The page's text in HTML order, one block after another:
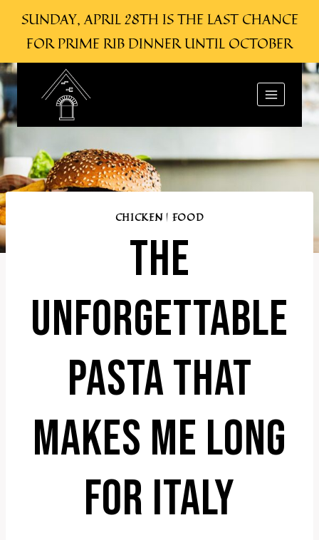
SUNDAY, APRIL 28TH IS THE LAST CHANCE
FOR PRIME RIB DINNER UNTIL OCTOBER
Skip
to
content
CHICKEN| FOOD
THE
UNFORGETTABLE
PASTA THAT
MAKES ME LONG
FOR ITALY